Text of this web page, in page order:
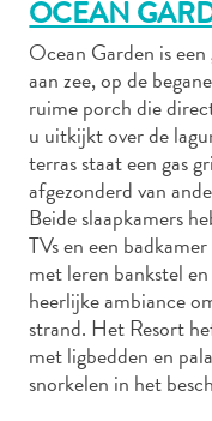
Autoverhuur
Diversen
Duik-
en
snorkelplekken
Duikoperators
Eten
en
drinken
Kunst
OCEAN
Ocean Garden is
aan zee, op de
ruime porch die
u uitkijkt over de
terras staat een gas
afgezonderd van
Beide slaapkamers
TVs en een
met leren bankstel
heerlijke ambiance
strand. Het Resort
met ligbedden en
snorkelen in het